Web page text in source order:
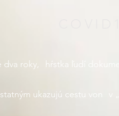
dva roky, hŕstka ľudí
ukazujú cestu von v